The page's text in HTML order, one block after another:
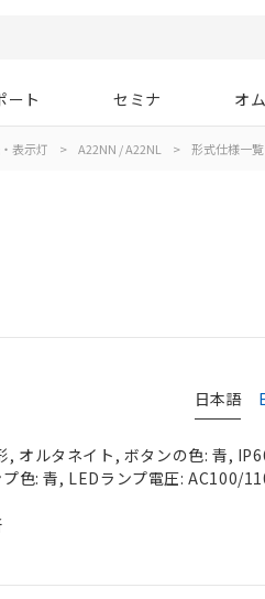
ート セミナ オ
表示灯 > A22NN / A22NL > 形式仕様一覧
日本語
オルタネイト, ボタンの色: 青,
色: 青, LEDランプ電圧: AC100/